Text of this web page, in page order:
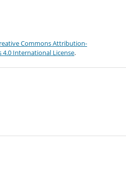
Commons Attribution-
International License.